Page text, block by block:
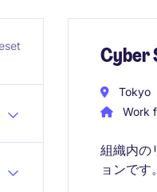
Cyber
Tokyo
Work
組織内の
ョンです。